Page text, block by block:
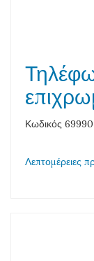
Κωδικός
Λεπτομέρειες